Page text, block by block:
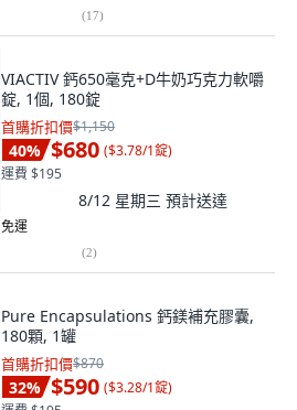
(17)
VIACTIV 鈣650毫克+D牛奶巧克力軟嚼
錠, 1個, 180錠
首購折扣價$1,150
40% $680 ($3.78/1錠)
運費 $195
8/12 星期三 預計送達
免運
(2)
Pure Encapsulations 鈣鎂補充膠囊,
180顆, 1罐
首購折扣價$870
32% $590 ($3.28/1錠)